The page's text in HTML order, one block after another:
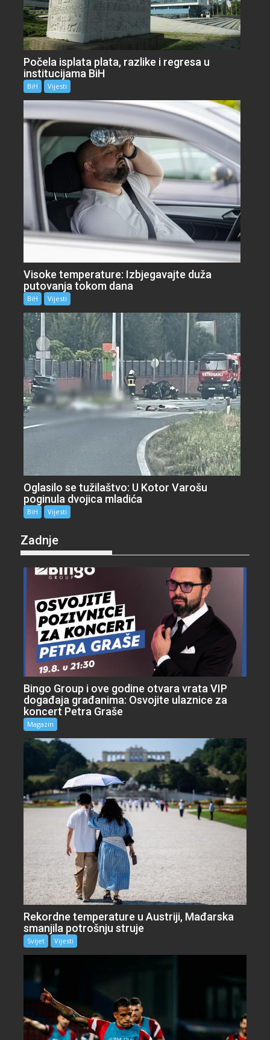
Počela isplata plata, razlike i regresa u
institucijama BiH
BiH Vijesti
Visoke temperature: Izbjegavajte duža
putovanja tokom dana
BiH Vijesti
Oglasilo se tužilaštvo: U Kotor Varošu
poginula dvojica mladića
BiH Vijesti
Zadnje
Bingo Group i ove godine otvara vrata VIP
događaja građanima: Osvojite ulaznice za
koncert Petra Graše
Magazin
Rekordne temperature u Austriji, Mađarska
smanjila potrošnju struje
Svijet Vijesti